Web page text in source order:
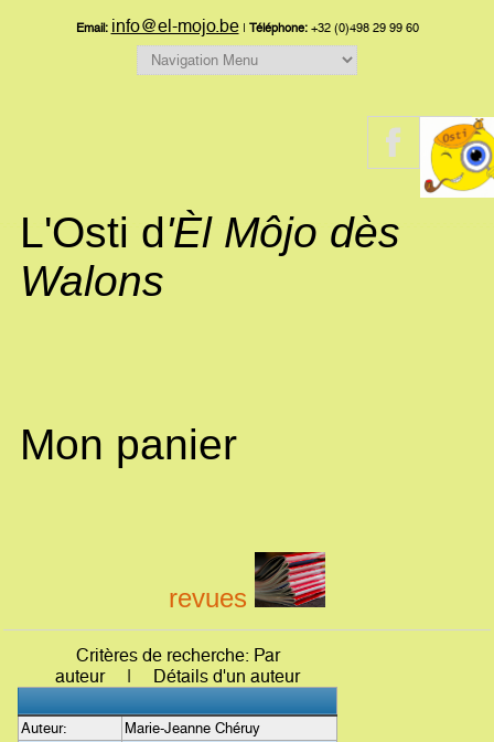
Email: info@el-mojo.be| Téléphone:+32 (0)498 29 99 60
L'Osti d'Èl Môjo dès
Walons
Mon panier
revues
Critères de recherche: Par
auteur | Détails d'un auteur
Auteur:
Marie-Jeanne Chéruy